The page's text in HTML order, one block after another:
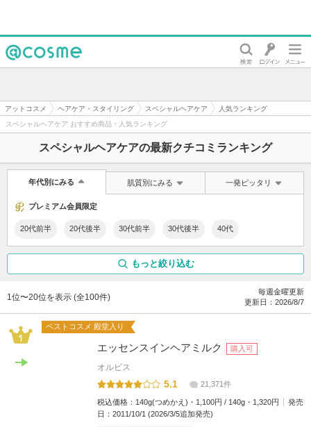
アットコスメ ヘアケア・スタイリング スペシャルヘアケア
人気ランキング
スペシャルヘアケア おすすめ商品・人気ランキング
スペシャルヘアケアの最新クチコミランキング
年代別にみる 肌質別にみる 一発ピッタリ
プレミアム会員限定
20代前半 20代後半 30代前半 30代後半 40代
もっと絞り込む
1位〜20位を表示 (全100件)
毎週金曜更新
更新日： 2026/8/7
ベストコスメ 殿堂入り
エッセンスインヘアミルク 購入可
オルビス
5.1 21,371件
税込価格： 140g(つめかえ)・1,100円 / 140g・1,320円
発売
日： 2011/10/1 (2026/3/5追加発売)